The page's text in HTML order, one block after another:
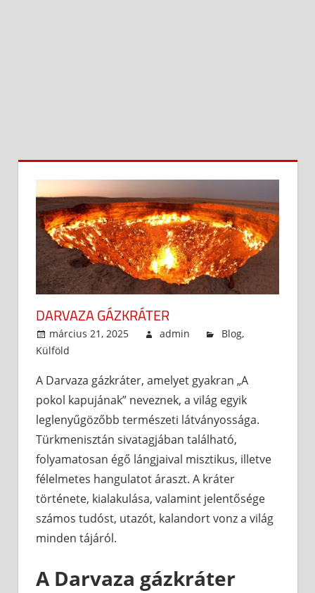
DARVAZA GÁZKRÁTER
március 21, 2025 admin Blog,
Külföld
A Darvaza gázkráter, amelyet gyakran „A
pokol kapujának” neveznek, a világ egyik
leglenyűgözőbb természeti látványossága.
Türkmenisztán sivatagjában található,
folyamatosan égő lángjaival misztikus, illetve
félelmetes hangulatot áraszt. A kráter
története, kialakulása, valamint jelentősége
számos tudóst, utazót, kalandort vonz a világ
minden tájáról.
A Darvaza gázkráter